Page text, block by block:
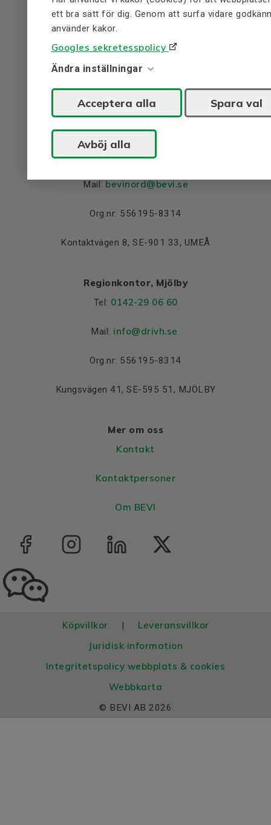
ett bra sätt för dig. Genom att surfa vidare
använder kakor.
Googles sekretesspolicy
Ändra inställningar
Acceptera alla Spara val
Avböj alla
Tel: 0499-271 00
Org.nr: 556195-8314
Regionkontor, Umeå
Tel:090-70 44 30
Mail: bevinord@bevi.se
Org.nr: 556195-8314
Kontaktvägen 8, SE-901 33, UMEÅ
Regionkontor, Mjölby
Tel: 0142-29 06 60
Mail: info@drivh.se
Org.nr: 556195-8314
Kungsvägen 41, SE-595 51, MJÖLBY
Mer om oss
Kontakt
Kontaktpersoner
Om BEVI
Köpvillkor | Leveransvillkor
Juridisk information
Integritetspolicy webbplats & cookies
Webbkarta
© BEVI AB 2026